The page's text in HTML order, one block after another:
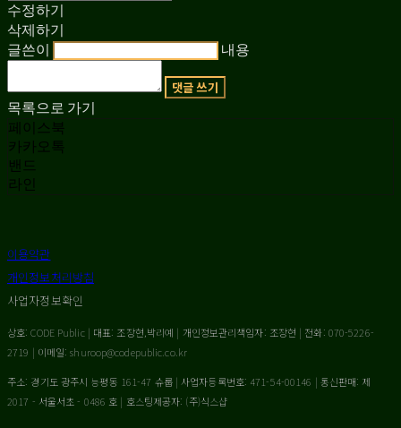
수정하기
삭제하기
글쓴이
내용
댓글 쓰기
목록으로 가기
페이스북
카카오톡
밴드
라인
이용약관
개인정보처리방침
사업자정보확인
상호: CODE Public | 대표: 조장현,박리예 | 개인정보관리책임자: 조장현 | 전화: 070-5226-
2719 | 이메일: shuroop@codepublic.co.kr
주소: 경기도 광주시 능평동 161-47 슈룹 | 사업자등록번호: 471-54-00146 | 통신판매: 제
2017 - 서울서초 - 0486 호 | 호스팅제공자: (주)식스샵